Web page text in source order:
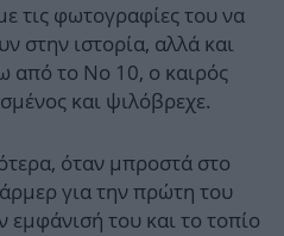
τις φωτογραφίες του να
στην ιστορία, αλλά και
από το Νο 10, ο καιρός
και ψιλόβρεχε.
όταν μπροστά στο
για την πρώτη του
εμφάνισή του και το τοπίο